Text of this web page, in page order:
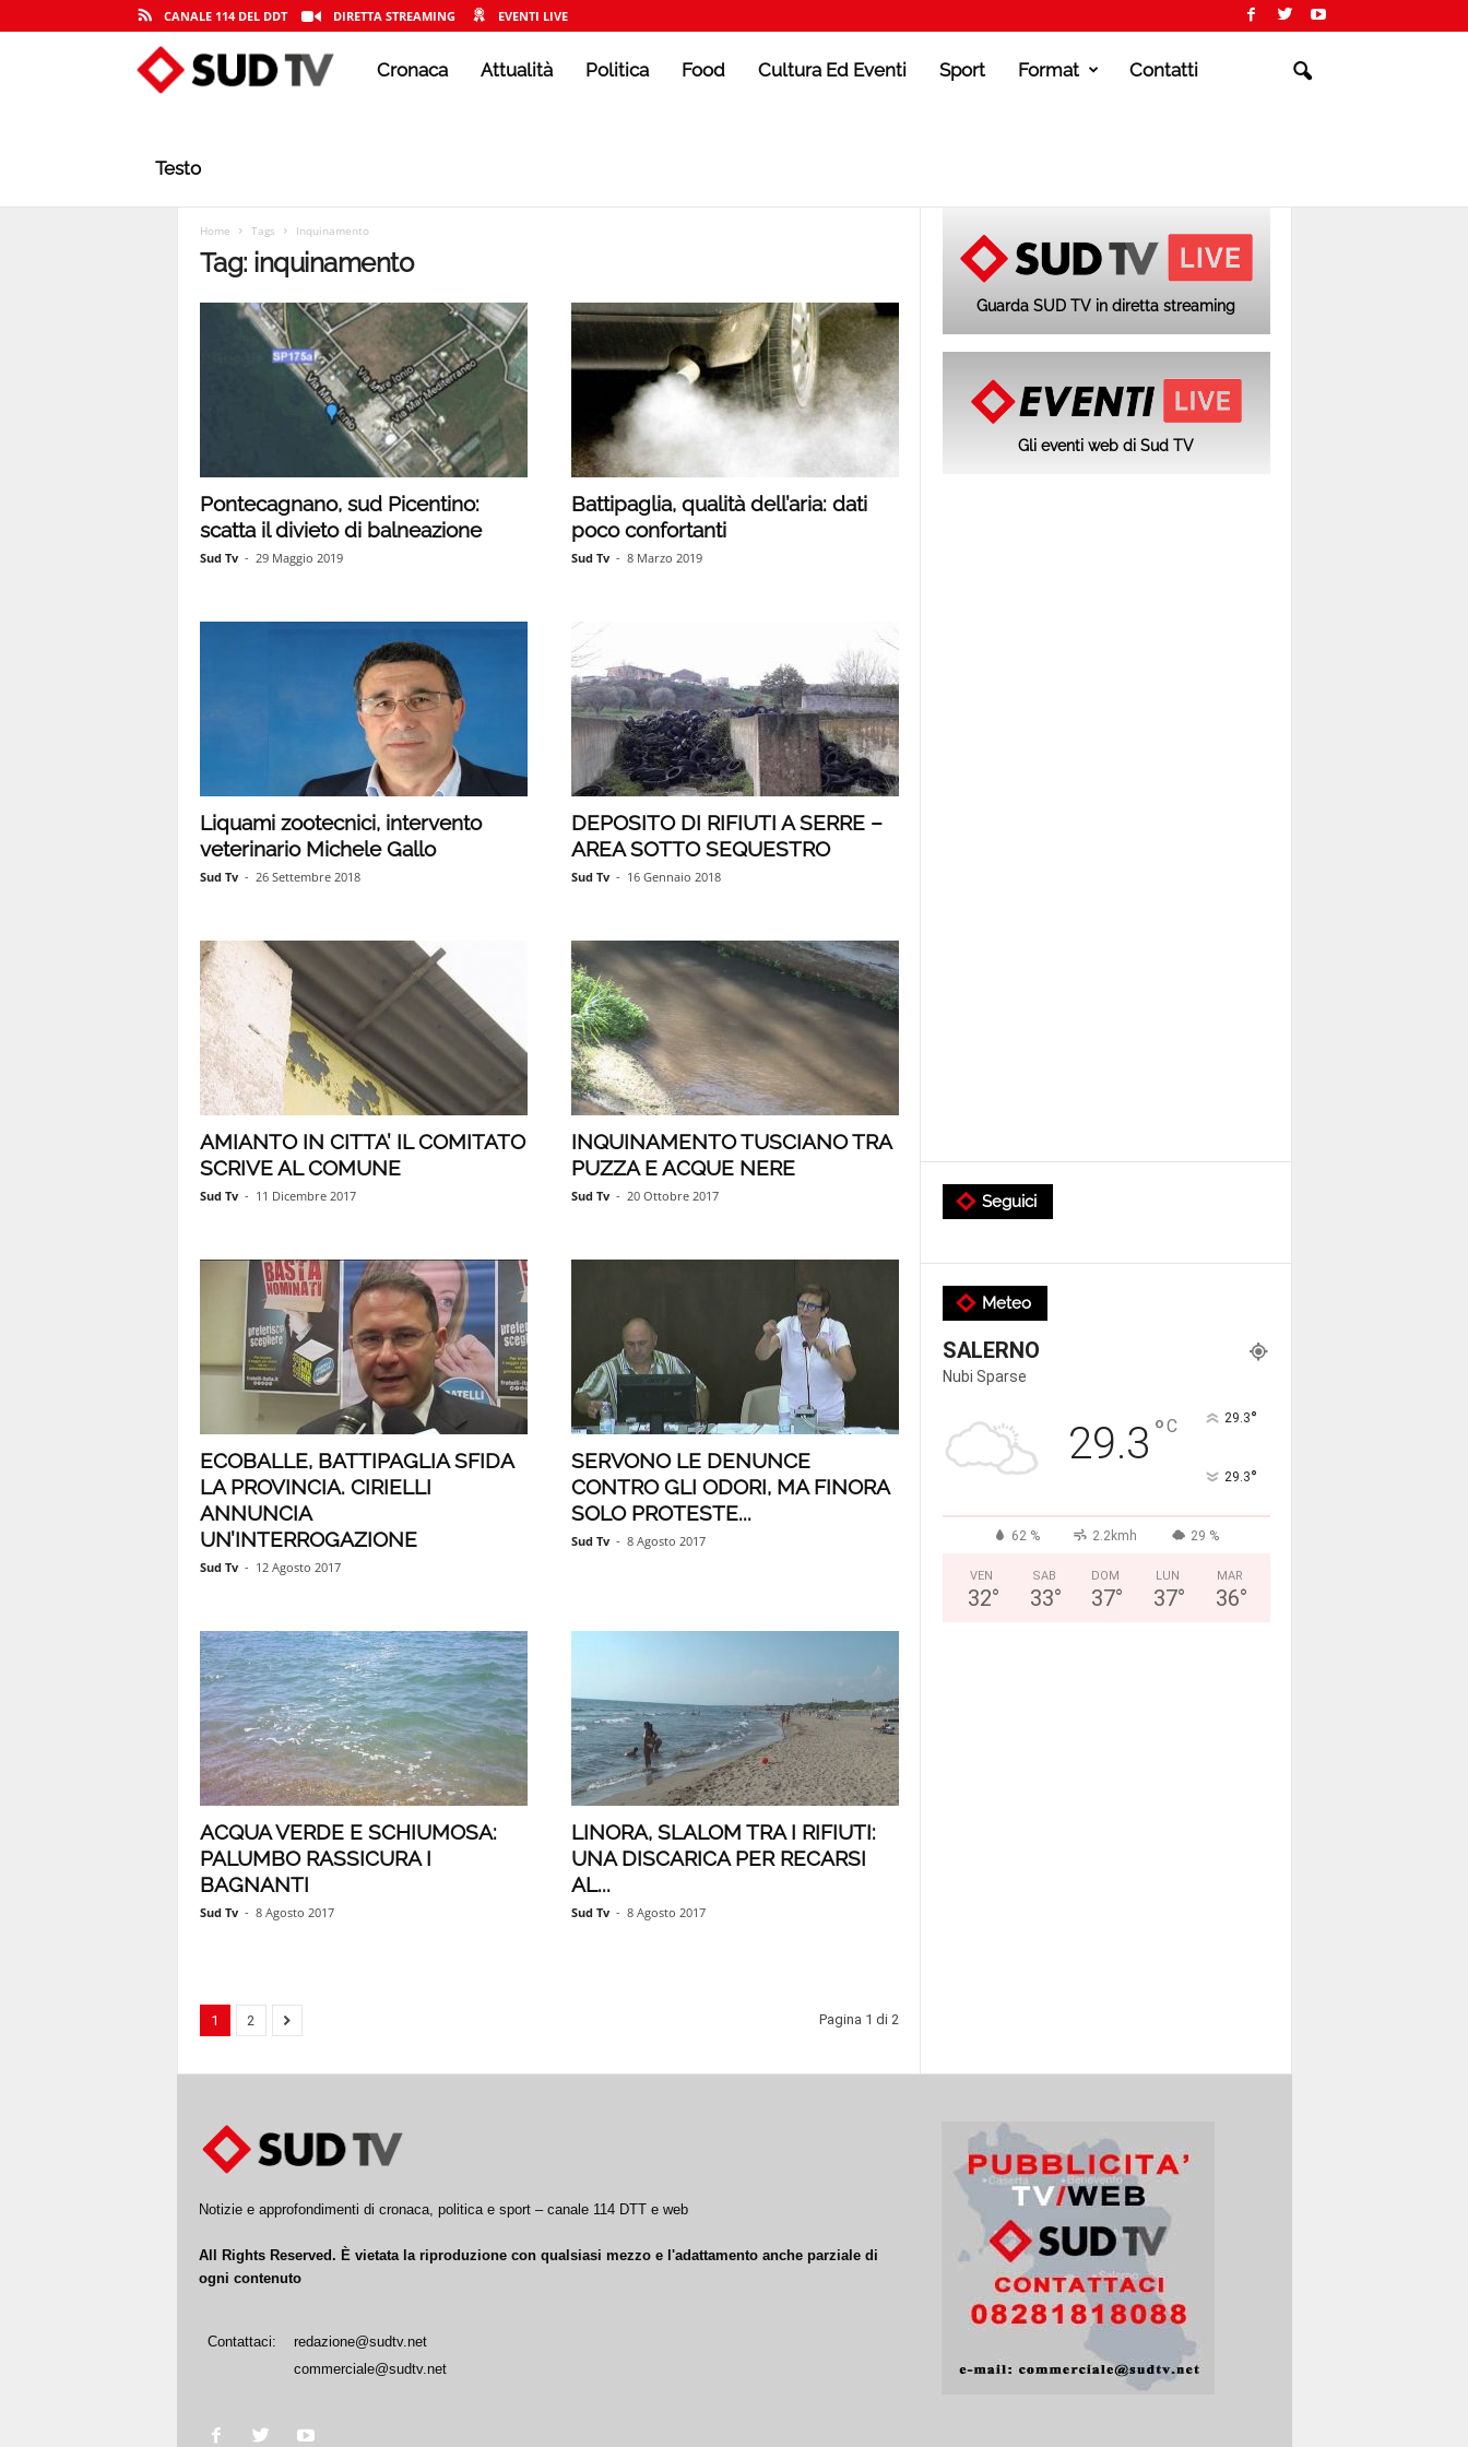
CANALE 114 DEL DDT DIRETTA STREAMING EVENTI LIVE
V
|
1
4
Cronaca Attualità Politica Food Cultura Ed Eventi Sport Format Contatti
Testo
Home Tags Inquinamento
Tag: inquinamento
Pontecagnano, sud Picentino:
scatta il divieto di balneazione
Sud Tv - 29 Maggio 2019
Battipaglia, qualità dell’aria: dati
poco confortanti
Sud Tv - 8 Marzo 2019
Liquami zootecnici, intervento
veterinario Michele Gallo
Sud Tv - 26 Settembre 2018
DEPOSITO DI RIFIUTI A SERRE –
AREA SOTTO SEQUESTRO
Sud Tv - 16 Gennaio 2018
AMIANTO IN CITTA’ IL COMITATO
SCRIVE AL COMUNE
Sud Tv - 11 Dicembre 2017
INQUINAMENTO TUSCIANO TRA
PUZZA E ACQUE NERE
Sud Tv - 20 Ottobre 2017
ECOBALLE, BATTIPAGLIA SFIDA
LA PROVINCIA. CIRIELLI
ANNUNCIA
UN’INTERROGAZIONE
Sud Tv - 12 Agosto 2017
SERVONO LE DENUNCE
CONTRO GLI ODORI, MA FINORA
SOLO PROTESTE...
Sud Tv - 8 Agosto 2017
ACQUA VERDE E SCHIUMOSA:
PALUMBO RASSICURA I
BAGNANTI
Sud Tv - 8 Agosto 2017
LINORA, SLALOM TRA I RIFIUTI:
UNA DISCARICA PER RECARSI
AL...
Sud Tv - 8 Agosto 2017
1 2 Pagina 1 di 2
Guarda SUD TV in diretta streaming
Gli eventi web di Sud TV
Seguici
Meteo
SALERNO
Nubi Sparse
29.3 °C 29.3°
29.3°
62 % 2.2kmh 29 %
VEN
32°
SAB
33°
DOM
37°
LUN
37°
MAR
36°
Notizie e approfondimenti di cronaca, politica e sport – canale 114 DTT e web
All Rights Reserved. È vietata la riproduzione con qualsiasi mezzo e l'adattamento anche parziale di
ogni contenuto
Contattaci:
redazione@sudtv.net
commerciale@sudtv.net